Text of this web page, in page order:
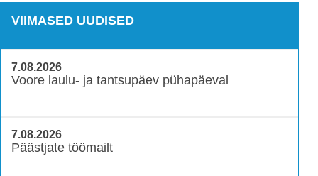
VIIMASED UUDISED
7.08.2026
Voore laulu- ja tantsupäev pühapäeval
7.08.2026
Päästjate töömailt